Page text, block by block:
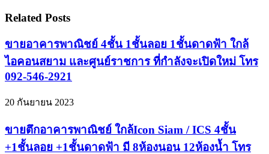
Related Posts
ขายอาคารพาณิชย์ 4ชั้น 1ชั้นลอย 1ชั้นดาดฟ้า ใกล้
ไอคอนสยาม และศูนย์ราชการ ที่กำลังจะเปิดใหม่ โทร
092-546-2921
20 กันยายน 2023
ขายตึกอาคารพาณิชย์ ใกล้Icon Siam / ICS 4ชั้น
+1ชั้นลอย +1ชั้นดาดฟ้า มี 8ห้องนอน 12ห้องน้ำ โทร